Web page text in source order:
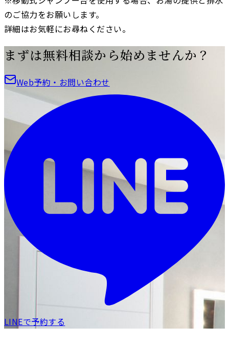
のご協力をお願いします。
詳細はお気軽にお尋ねください。
まずは無料相談から始めませんか？
Web予約・お問い合わせ
LINEで予約する